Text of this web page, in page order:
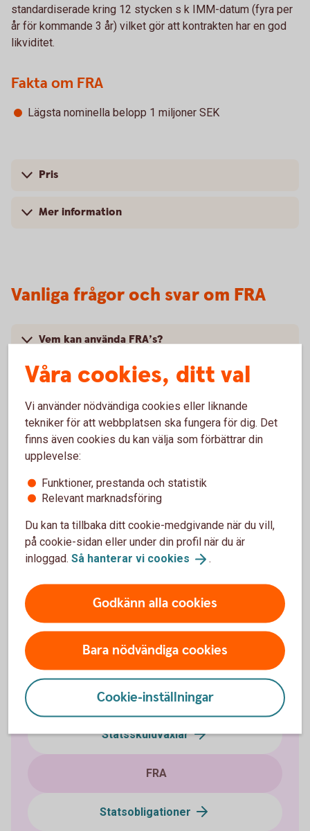
standardiserade kring 12 stycken s k IMM-datum (fyra per
år för kommande 3 år) vilket gör att kontrakten har en god
likviditet.
Fakta om FRA
Lägsta nominella belopp 1 miljoner SEK
Pris
Mer information
Vanliga frågor och svar om FRA
Vem kan använda FRA’s?
Vilken löptid har FRA’s?
Vilket är det lägsta beloppet som kan handlas?
Ränteplaceringar
Bostadsobligationer
Realobligationer
Ränteterminer
Statsskuldväxlar
FRA
Statsobligationer
Våra cookies, ditt val
Vi använder nödvändiga cookies eller liknande
tekniker för att webbplatsen ska fungera för dig. Det
finns även cookies du kan välja som förbättrar din
upplevelse:
Funktioner, prestanda och statistik
Relevant marknadsföring
Du kan ta tillbaka ditt cookie-medgivande när du vill,
på cookie-sidan eller under din profil när du är
inloggad. Så hanterar vi cookies .
Godkänn alla cookies
Bara nödvändiga cookies
Cookie-inställningar